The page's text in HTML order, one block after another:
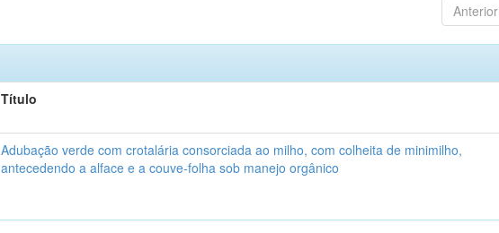
Anterior
Título
Adubação verde com crotalária consorciada ao milho, com colheita de minimilho,
antecedendo a alface e a couve-folha sob manejo orgânico